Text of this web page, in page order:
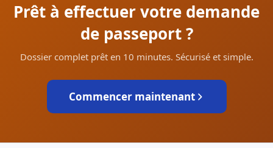
Prêt à effectuer votre demande
de passeport ?
Dossier complet prêt en 10 minutes. Sécurisé et simple.
Commencer maintenant